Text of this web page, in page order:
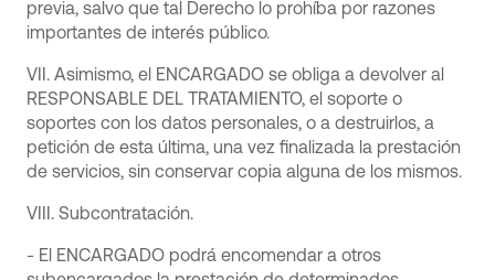
previa, salvo que tal Derecho lo prohíba por razones
importantes de interés público.
VII. Asimismo, el ENCARGADO se obliga a devolver al
RESPONSABLE DEL TRATAMIENTO, el soporte o
soportes con los datos personales, o a destruirlos, a
petición de esta última, una vez finalizada la prestación
de servicios, sin conservar copia alguna de los mismos.
VIII. Subcontratación.
- El ENCARGADO podrá encomendar a otros